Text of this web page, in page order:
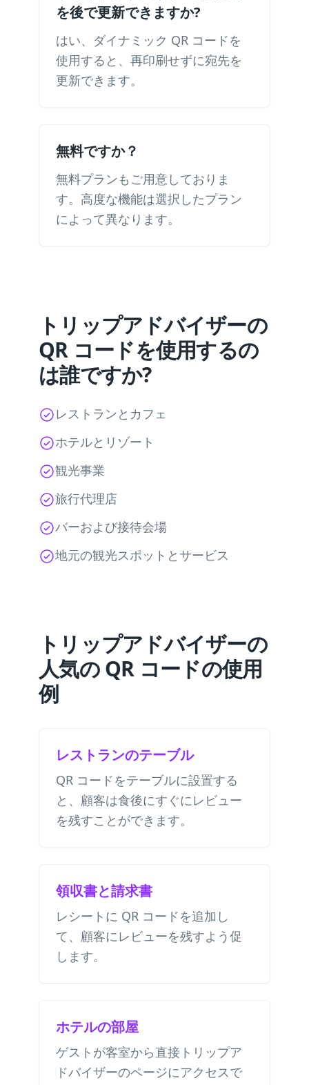
を後で更新できますか?
はい、ダイナミック QR コードを
使用すると、再印刷せずに宛先を
更新できます。
無料ですか？
無料プランもご用意しておりま
す。高度な機能は選択したプラン
によって異なります。
トリップアドバイザーの
QR コードを使用するの
は誰ですか?
レストランとカフェ
ホテルとリゾート
観光事業
旅行代理店
バーおよび接待会場
地元の観光スポットとサービス
トリップアドバイザーの
人気の QR コードの使用
例
レストランのテーブル
QR コードをテーブルに設置する
と、顧客は食後にすぐにレビュー
を残すことができます。
領収書と請求書
レシートに QR コードを追加し
て、顧客にレビューを残すよう促
します。
ホテルの部屋
ゲストが客室から直接トリップア
ドバイザーのページにアクセスで